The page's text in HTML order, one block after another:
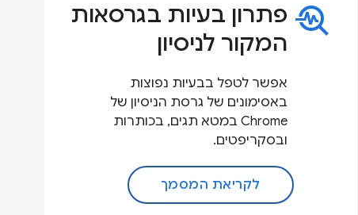
troubleshoot פתרון בעיות בגרסאות
המקור לניסיון
אפשר לטפל בבעיות נפוצות
באסימונים של גרסת הניסיון של
Chrome במטא תגים, בכותרות
ובסקריפטים.
לקריאת המסמך